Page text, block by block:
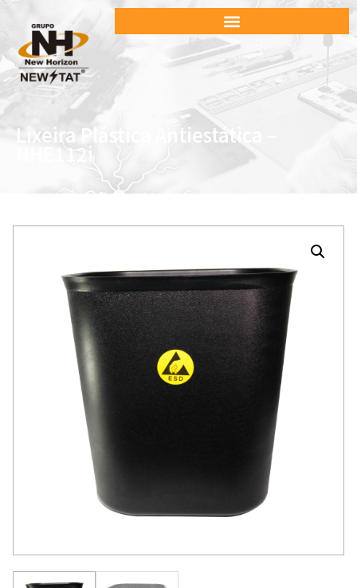
Lixeira Plástica Antiestática –
NHE112i